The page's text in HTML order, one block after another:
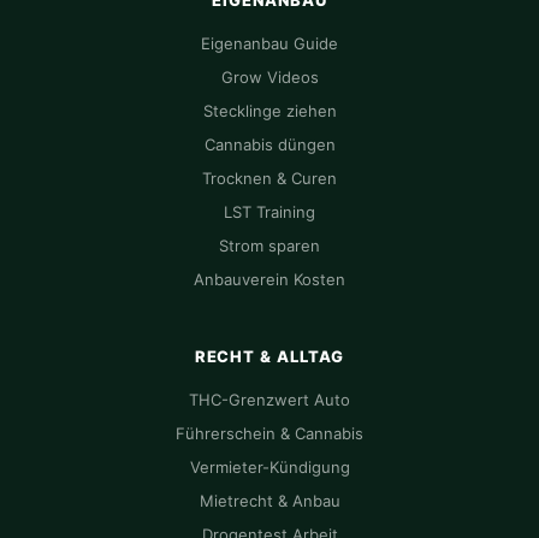
Eigenanbau Guide
Grow Videos
Stecklinge ziehen
Cannabis düngen
Trocknen & Curen
LST Training
Strom sparen
Anbauverein Kosten
RECHT & ALLTAG
THC-Grenzwert Auto
Führerschein & Cannabis
Vermieter-Kündigung
Mietrecht & Anbau